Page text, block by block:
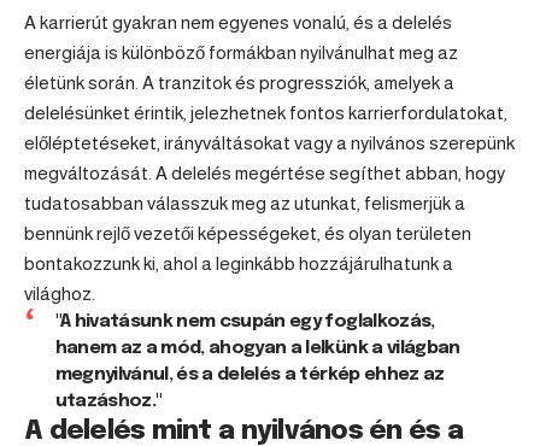
A karrierút gyakran nem egyenes vonalú, és a delelés
energiája is különböző formákban nyilvánulhat meg az
életünk során. A tranzitok és progressziók, amelyek a
delelésünket érintik, jelezhetnek fontos karrierfordulatokat,
előléptetéseket, irányváltásokat vagy a nyilvános szerepünk
megváltozását. A delelés megértése segíthet abban, hogy
tudatosabban válasszuk meg az utunkat, felismerjük a
bennünk rejlő vezetői képességeket, és olyan területen
bontakozzunk ki, ahol a leginkább hozzájárulhatunk a
világhoz.
"A hivatásunk nem csupán egy foglalkozás,
hanem az a mód, ahogyan a lelkünk a világban
megnyilvánul, és a delelés a térkép ehhez az
utazáshoz."
A delelés mint a nyilvános én és a